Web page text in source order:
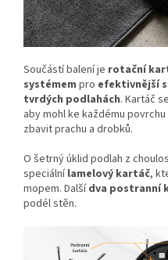
Součástí balení je rotační
systémem pro efektivnější
tvrdých podlahách. Kartáč
aby mohl ke každému
zbavit prachu a drobků.
O šetrný úklid podlah z
speciální lamelový kartáč,
mopem. Další dva postranní
podél stěn.